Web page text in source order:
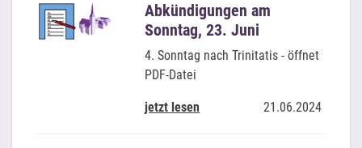
Abkündigungen am
Sonntag, 23. Juni
4. Sonntag nach Trinitatis - öffnet
PDF-Datei
jetzt lesen 21.06.2024